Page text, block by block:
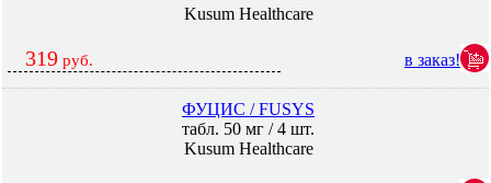
Kusum Healthcare
319 руб. в заказ!
ФУЦИС / FUSYS
табл. 50 мг / 4 шт.
Kusum Healthcare